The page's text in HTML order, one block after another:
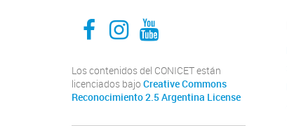
Facebook
Instagram
Youtube
Los contenidos del CONICET están
licenciados bajo Creative Commons
Reconocimiento 2.5 Argentina License